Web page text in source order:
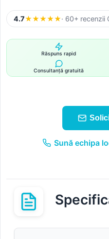
4.7★★★★★· 60+ recenzii
Răspuns rapid
Consultanță gratuită
Sună echipa